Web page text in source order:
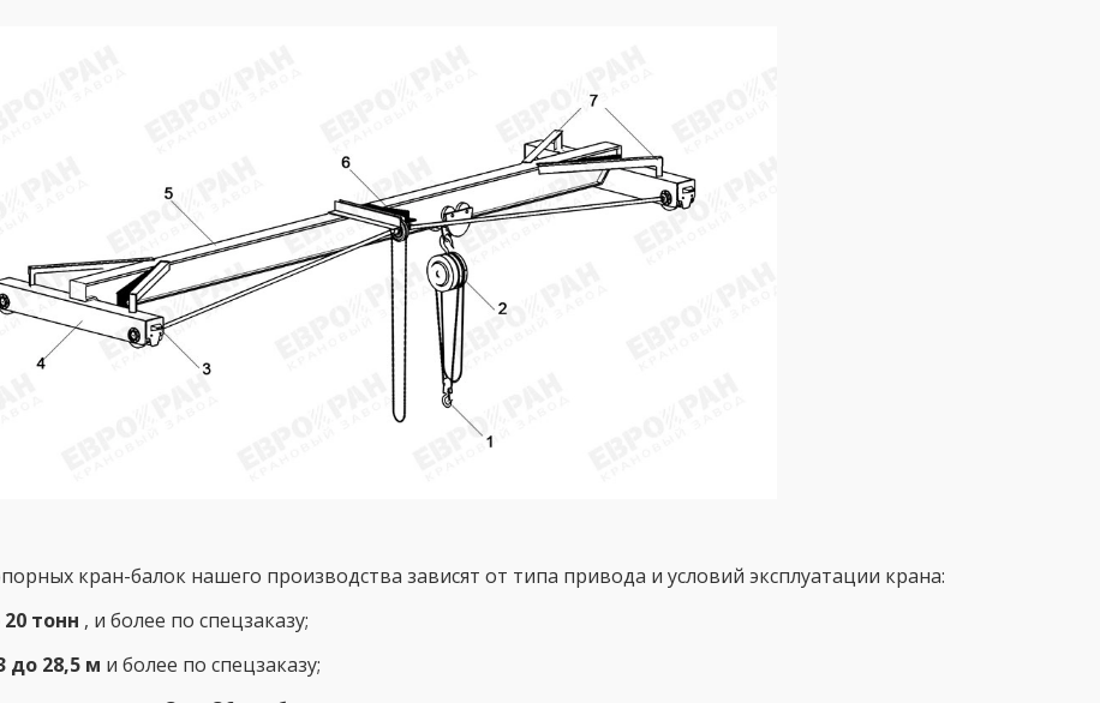
кран-балок нашего производства зависят от типа привода и условий эксплуатации крана:
тонн , и более по спецзаказу;
до 28,5 м и более по спецзаказу;